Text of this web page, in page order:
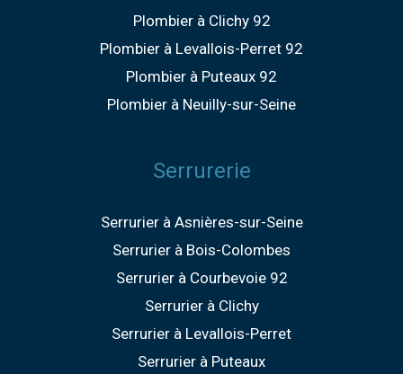
Plombier à Clichy 92
Plombier à Levallois-Perret 92
Plombier à Puteaux 92
Plombier à Neuilly-sur-Seine
Serrurerie
Serrurier à Asnières-sur-Seine
Serrurier à Bois-Colombes
Serrurier à Courbevoie 92
Serrurier à Clichy
Serrurier à Levallois-Perret
Serrurier à Puteaux